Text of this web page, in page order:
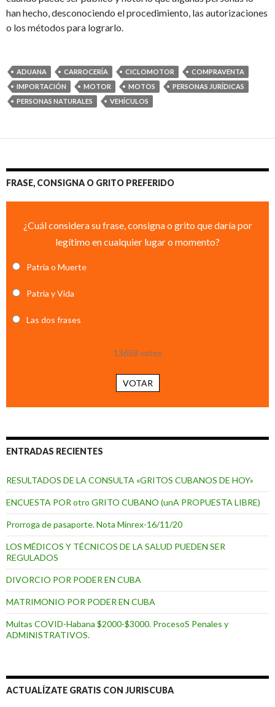
han hecho, desconociendo el procedimiento, las autorizaciones
o los métodos para lograrlo.
ADUANA CARROCERÍA CICLOMOTOR
COMPRAVENTA
IMPORTACIÓN
MOTOR MOTOS
PERSONAS JURÍDICAS
PERSONAS NATURALES
VEHÍCULOS
FRASE, CONSIGNA O GRITO PREFERIDO
¿Cuál considera su frase, consigna o grito que daría por
legítimo en cualquier lugar o momento?
Patria o Muerte
Patria y Vida
Las dos frases
13658 votos
VOTAR
ENTRADAS RECIENTES
RESULTADOS DE LA CONSULTA «GRITOS CUBANOS DE HOY»
ENCUESTA POR otro GRITO CUBANO (unA PROPUESTA LIBRE)
Prorroga de pasaporte. Nota Minrex-16/11/20
LOS MÉDICOS Y TÉCNICOS DE LA SALUD PUEDEN SER
REGULADOS
DIVORCIO POR PODER EN CUBA
MATRIMONIO POR PODER EN CUBA
Multas COVID-Habana $2000-$3000. ProcesoS Penales y
ADMINISTRATIVOS.
ACTUALÍZATE GRATIS CON JURISCUBA